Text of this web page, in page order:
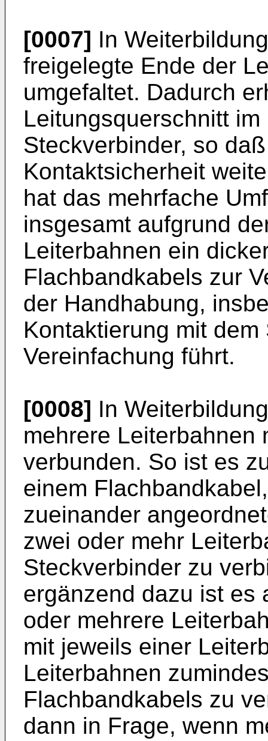
[0007] In
freigelegte Ende der
umgefaltet. Dadurch
Leitungsquerschnitt
Steckverbinder, so
Kontaktsicherheit
hat das mehrfache
insgesamt aufgrund
Leiterbahnen ein
Flachbandkabels zur
der Handhabung,
Kontaktierung mit
Vereinfachung führt.
[0008] In
mehrere Leiterbahnen
verbunden. So ist es
einem
zueinander
zwei oder mehr
Steckverbinder zu
ergänzend dazu ist es
oder mehrere
mit jeweils einer
Leiterbahnen
Flachbandkabels zu
dann in Frage, wenn